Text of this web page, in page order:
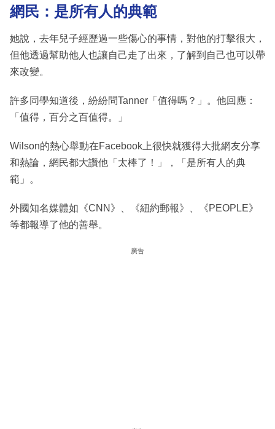
網民：是所有人的典範
她說，去年兒子經歷過一些傷心的事情，對他的打擊很大，
但他透過幫助他人也讓自己走了出來，了解到自己也可以帶
來改變。
許多同學知道後，紛紛問Tanner「值得嗎？」。他回應：
「值得，百分之百值得。」
Wilson的熱心舉動在Facebook上很快就獲得大批網友分享
和熱論，網民都大讚他「太棒了！」，「是所有人的典
範」。
外國知名媒體如《CNN》、《紐約郵報》、《PEOPLE》
等都報導了他的善舉。
廣告